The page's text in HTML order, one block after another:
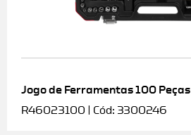
Jogo de Ferramentas 100 Peças
R46023100 | Cód: 3300246